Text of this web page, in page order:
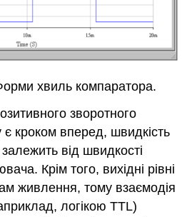
хвиль компаратора.
зворотного
є кроком вперед, швидкість
від швидкості
Крім того, вихідні рівні
живлення, тому взаємодія
логікою TTL)